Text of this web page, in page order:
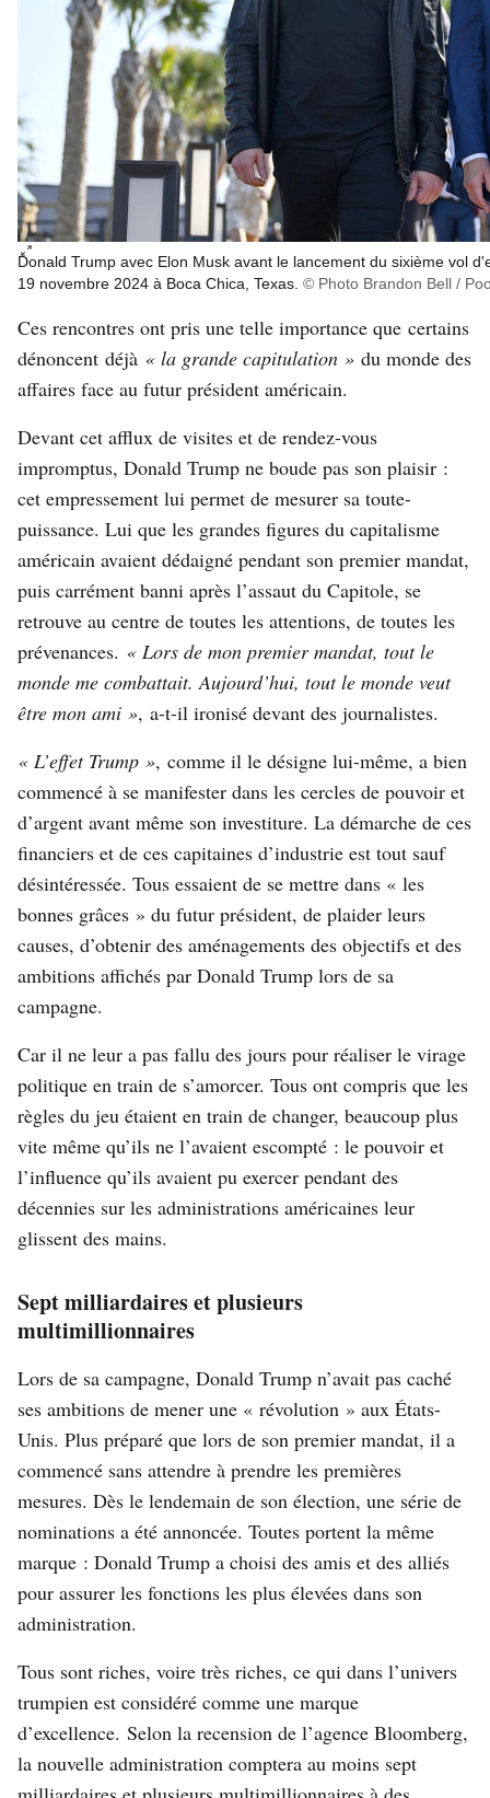
Agrandir
Donald Trump avec Elon Musk avant le lancement du sixième vol
19 novembre 2024 à Boca Chica, Texas. © Photo Brandon Bell /
Ces rencontres ont pris une telle importance que certains
dénoncent déjà « la grande capitulation » du monde des
affaires face au futur président américain.
Devant cet afflux de visites et de rendez-vous
impromptus, Donald Trump ne boude pas son plaisir :
cet empressement lui permet de mesurer sa toute-
puissance. Lui que les grandes figures du capitalisme
américain avaient dédaigné pendant son premier mandat,
puis carrément banni après l’assaut du Capitole, se
retrouve au centre de toutes les attentions, de toutes les
prévenances. « Lors de mon premier mandat, tout le
monde me combattait. Aujourd’hui, tout le monde veut
être mon ami », a-t-il ironisé devant des journalistes.
« L’effet Trump », comme il le désigne lui-même, a bien
commencé à se manifester dans les cercles de pouvoir et
d’argent avant même son investiture. La démarche de ces
financiers et de ces capitaines d’industrie est tout sauf
désintéressée. Tous essaient de se mettre dans « les
bonnes grâces » du futur président, de plaider leurs
causes, d’obtenir des aménagements des objectifs et des
ambitions affichés par Donald Trump lors de sa
campagne.
Car il ne leur a pas fallu des jours pour réaliser le virage
politique en train de s’amorcer. Tous ont compris que les
règles du jeu étaient en train de changer, beaucoup plus
vite même qu’ils ne l’avaient escompté : le pouvoir et
l’influence qu’ils avaient pu exercer pendant des
décennies sur les administrations américaines leur
glissent des mains.
Sept milliardaires et plusieurs
multimillionnaires
Lors de sa campagne, Donald Trump n’avait pas caché
ses ambitions de mener une « révolution » aux États-
Unis. Plus préparé que lors de son premier mandat, il a
commencé sans attendre à prendre les premières
mesures. Dès le lendemain de son élection, une série de
nominations a été annoncée. Toutes portent la même
marque : Donald Trump a choisi des amis et des alliés
pour assurer les fonctions les plus élevées dans son
administration.
Tous sont riches, voire très riches, ce qui dans l’univers
trumpien est considéré comme une marque
d’excellence. Selon la recension de l’agence Bloomberg,
la nouvelle administration comptera au moins sept